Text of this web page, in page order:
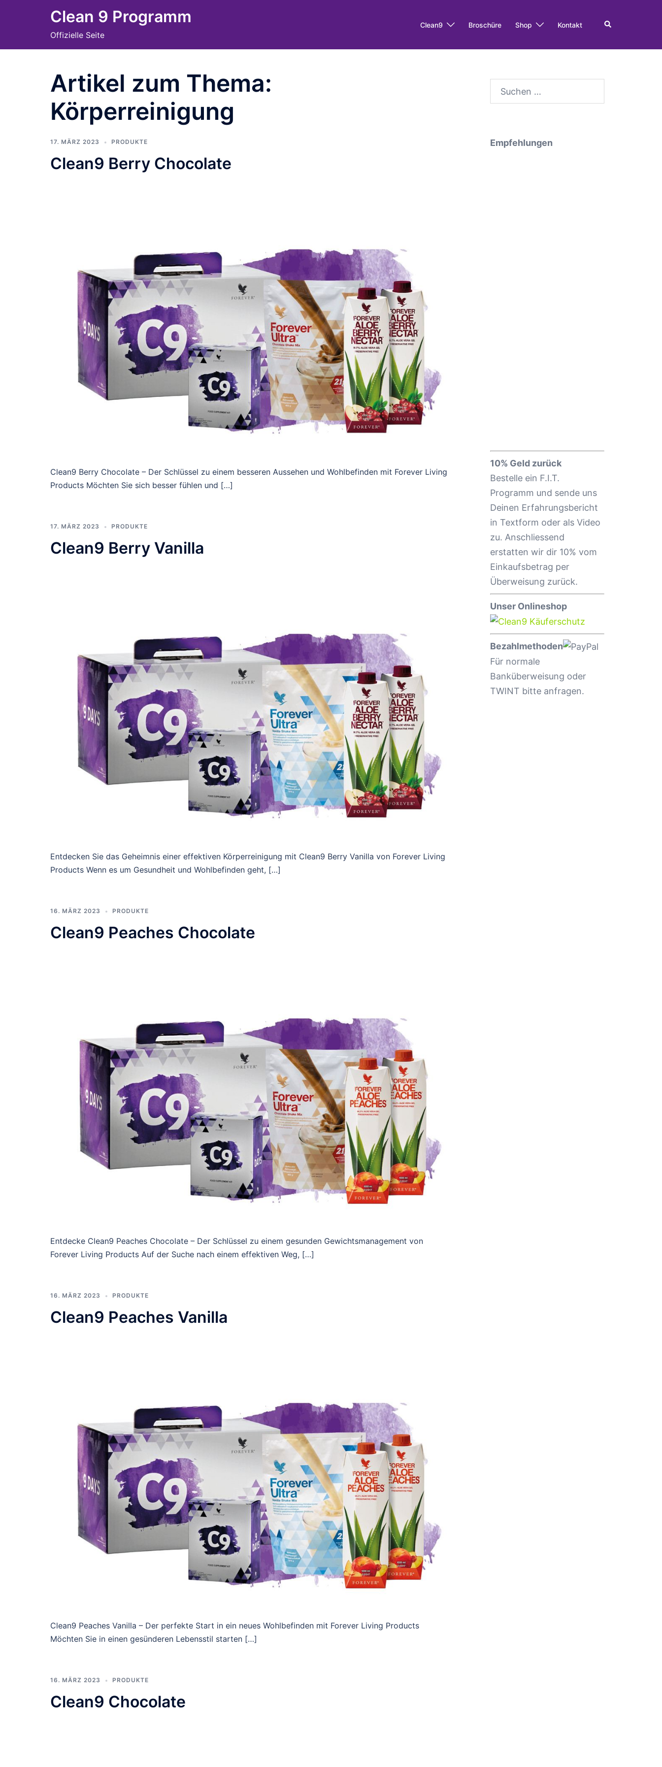
Clean 9 Programm
Offizielle Seite
Clean9 Broschüre Shop Kontakt Search
Artikel zum Thema:
Körperreinigung
17. MÄRZ 2023 PRODUKTE
Clean9 Berry Chocolate
Clean9 Berry Chocolate – Der Schlüssel zu einem besseren Aussehen und Wohlbefinden mit Forever Living
Products Möchten Sie sich besser fühlen und […]
17. MÄRZ 2023 PRODUKTE
Clean9 Berry Vanilla
Entdecken Sie das Geheimnis einer effektiven Körperreinigung mit Clean9 Berry Vanilla von Forever Living
Products Wenn es um Gesundheit und Wohlbefinden geht, […]
16. MÄRZ 2023 PRODUKTE
Clean9 Peaches Chocolate
Entdecke Clean9 Peaches Chocolate – Der Schlüssel zu einem gesunden Gewichtsmanagement von
Forever Living Products Auf der Suche nach einem effektiven Weg, […]
16. MÄRZ 2023 PRODUKTE
Clean9 Peaches Vanilla
Clean9 Peaches Vanilla – Der perfekte Start in ein neues Wohlbefinden mit Forever Living Products
Möchten Sie in einen gesünderen Lebensstil starten […]
16. MÄRZ 2023 PRODUKTE
Clean9 Chocolate
Suche
Empfehlungen
10% Geld zurück
Bestelle ein F.I.T.
Programm und sende uns
Deinen Erfahrungsbericht
in Textform oder als Video
zu. Anschliessend
erstatten wir dir 10% vom
Einkaufsbetrag per
Überweisung zurück.
Unser Onlineshop
Bezahlmethoden
Für normale
Banküberweisung oder
TWINT bitte anfragen.